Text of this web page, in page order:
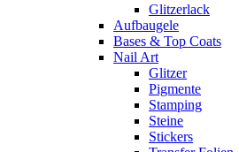
Glitzerlack
Aufbaugele
Bases & Top Coats
Nail Art
Glitzer
Pigmente
Stamping
Steine
Stickers